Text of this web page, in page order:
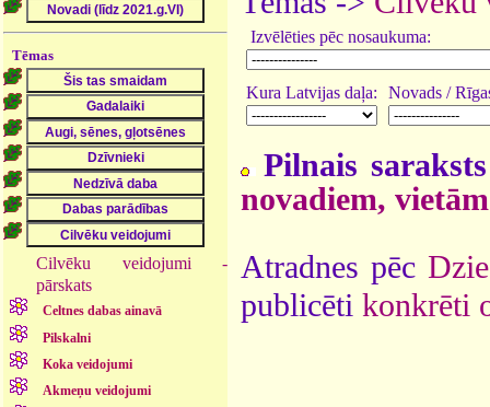
Tēmas
Cilvēku veidojumi -
pārskats
Celtnes dabas ainavā
Pilskalni
Koka veidojumi
Akmeņu veidojumi
Izvēlēties pēc nosaukuma:
Kura Latvijas daļa: Novads /
Pilnais
novadiem, vietām
Atradnes pēc
publicēti konkrēti